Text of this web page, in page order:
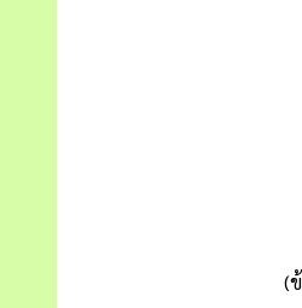
(8) ห้
(9) โร
(10)
(11) เ
(12) ร้
(13)
(ข้อมูลจ